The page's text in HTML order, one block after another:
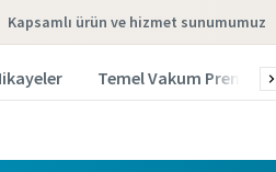
kapsamlı ürün ve hizmet sunumumuz
Temel Vakum Prensipleri